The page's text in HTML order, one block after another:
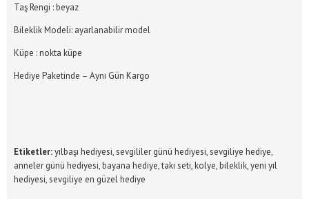
Taş Rengi : beyaz
Bileklik Modeli: ayarlanabilir model
Küpe : nokta küpe
Hediye Paketinde – Aynı Gün Kargo
Etiketler:yılbaşı hediyesi,sevgililer günü hediyesi,sevgiliye hediye,
anneler günü hediyesi,bayana hediye,takı seti,kolye,bileklik,yeni yıl
hediyesi,sevgiliye en güzel hediye